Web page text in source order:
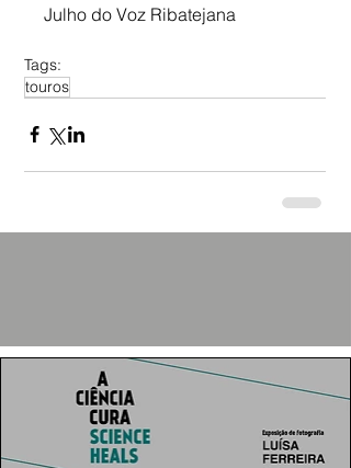
Julho do Voz Ribatejana
Tags:
touros